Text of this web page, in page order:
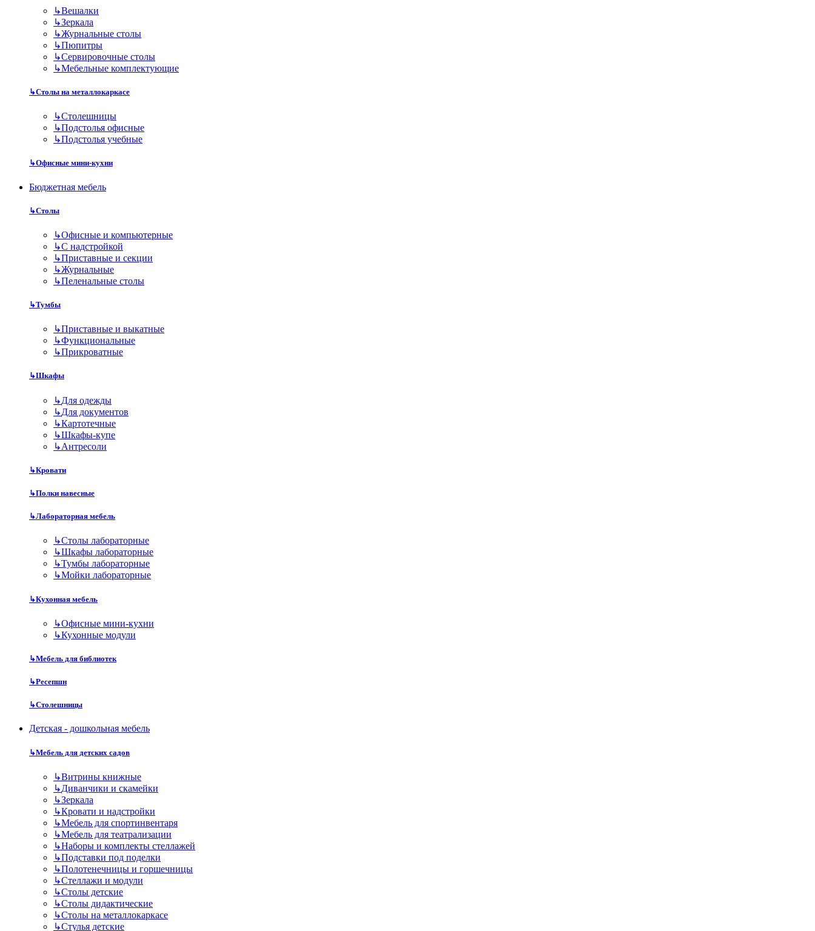
↳Вешалки
↳Зеркала
↳Журнальные столы
↳Пюпитры
↳Сервировочные столы
↳Мебельные комплектующие
↳Столы на металлокаркасе
↳Столешницы
↳Подстолья офисные
↳Подстолья учебные
↳Офисные мини-кухни
Бюджетная мебель
↳Столы
↳Офисные и компьютерные
↳С надстройкой
↳Приставные и секции
↳Журнальные
↳Пеленальные столы
↳Тумбы
↳Приставные и выкатные
↳Функциональные
↳Прикроватные
↳Шкафы
↳Для одежды
↳Для документов
↳Картотечные
↳Шкафы-купе
↳Антресоли
↳Кровати
↳Полки навесные
↳Лабораторная мебель
↳Столы лабораторные
↳Шкафы лабораторные
↳Тумбы лабораторные
↳Мойки лабораторные
↳Кухонная мебель
↳Офисные мини-кухни
↳Кухонные модули
↳Мебель для библиотек
↳Ресепшн
↳Столешницы
Детская - дошкольная мебель
↳Мебель для детских садов
↳Витрины книжные
↳Диванчики и скамейки
↳Зеркала
↳Кровати и надстройки
↳Мебель для спортинвентаря
↳Мебель для театрализации
↳Наборы и комплекты стеллажей
↳Подставки под поделки
↳Полотенечницы и горшечницы
↳Стеллажи и модули
↳Столы детские
↳Столы дидактические
↳Столы на металлокаркасе
↳Стулья детские